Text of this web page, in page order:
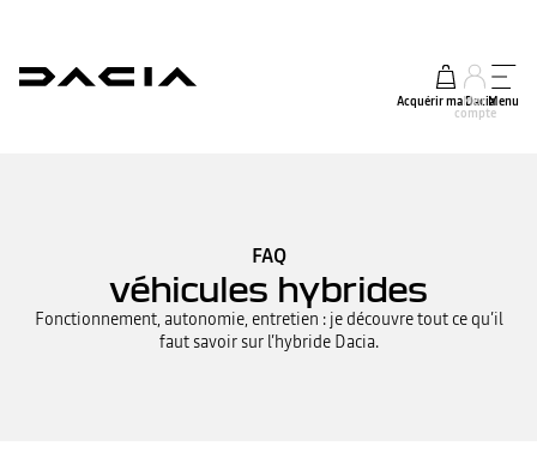
Acquérir ma Dacia
Mon
compte
Menu
FAQ
véhicules hybrides
Fonctionnement, autonomie, entretien : je découvre tout ce qu’il
faut savoir sur l’hybride Dacia.